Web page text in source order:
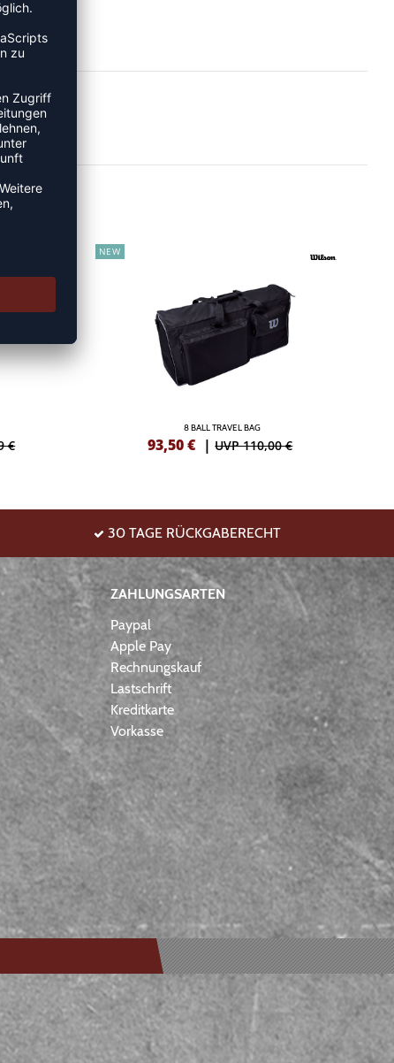
€
NEW
8 BALL TRAVEL BAG
93,50€ |UVP 110,00 €
30 TAGE RÜCKGABERECHT
ZAHLUNGSARTEN
Paypal
Apple Pay
Rechnungskauf
Lastschrift
Kreditkarte
Vorkasse